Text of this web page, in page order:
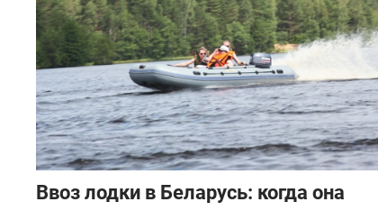
Ввоз лодки в Беларусь: когда она